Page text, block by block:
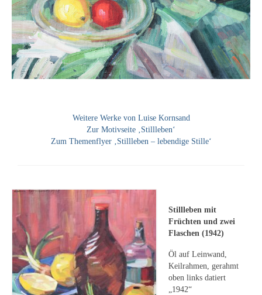
Wilhelm von Hillern-Flinsch
Karl Otto Hy
Emma Joos
Richard Sprick
Weitere Künstler 1900-1945
Hermann Dieste
August Lange-Brock
Ludwig (Luis) Neu
Ferdinand Springer
Weitere Werke von Luise Kornsand
Zur Motivseite ‚Stillleben‘
Zum Themenflyer ‚Stillleben – lebendige Stille‘
Stillleben mit
Früchten und zwei
Flaschen (1942)
Öl auf Leinwand,
Keilrahmen, gerahmt
oben links datiert
„1942“